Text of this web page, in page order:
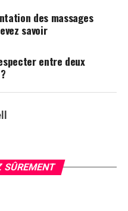
des massages
savoir
entre deux
SÛREMENT